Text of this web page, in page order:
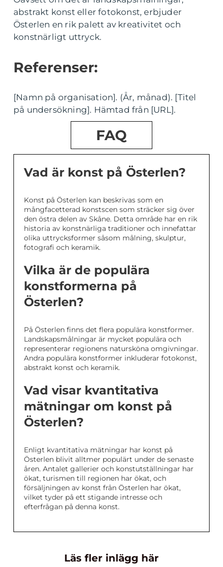
abstrakt konst eller fotokonst, erbjuder
Österlen en rik palett av kreativitet och
konstnärligt uttryck.
Referenser:
[Namn på organisation]. (År, månad). [Titel
på undersökning]. Hämtad från [URL].
FAQ
Vad är konst på Österlen?
Konst på Österlen kan beskrivas som en
mångfacetterad konstscen som sträcker sig över
den östra delen av Skåne. Detta område har en rik
historia av konstnärliga traditioner och innefattar
olika uttrycksformer såsom målning, skulptur,
fotografi och keramik.
Vilka är de populära
konstformerna på
Österlen?
På Österlen finns det flera populära konstformer.
Landskapsmålningar är mycket populära och
representerar regionens natursköna omgivningar.
Andra populära konstformer inkluderar fotokonst,
abstrakt konst och keramik.
Vad visar kvantitativa
mätningar om konst på
Österlen?
Enligt kvantitativa mätningar har konst på
Österlen blivit alltmer populärt under de senaste
åren. Antalet gallerier och konstutställningar har
ökat, turismen till regionen har ökat, och
försäljningen av konst från Österlen har ökat,
vilket tyder på ett stigande intresse och
efterfrågan på denna konst.
Läs fler inlägg här